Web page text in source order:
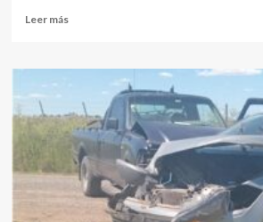
Leer más